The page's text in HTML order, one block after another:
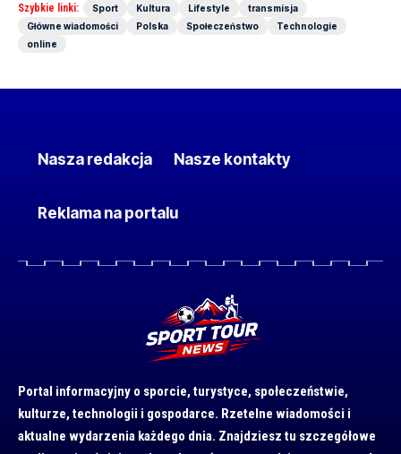
Szybkie linki: Sport Kultura Lifestyle
transmisja
Główne wiadomości
Polska Społeczeństwo
Technologie
online
Nasza redakcja Nasze kontakty
Reklama na portalu
Portal informacyjny o sporcie, turystyce, społeczeństwie,
kulturze, technologii i gospodarce. Rzetelne wiadomości i
aktualne wydarzenia każdego dnia. Znajdziesz tu szczegółowe